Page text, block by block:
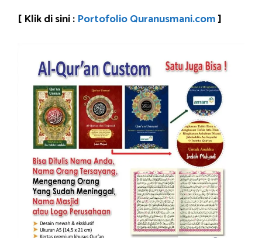
[ Klik di sini : Portofolio Quranusmani.com]